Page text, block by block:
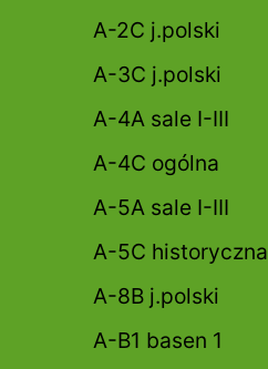
A-2C j.polski
A-3C j.polski
A-4A sale I-III
A-4C ogólna
A-5A sale I-III
A-5C historyczna
A-8B j.polski
A-B1 basen 1